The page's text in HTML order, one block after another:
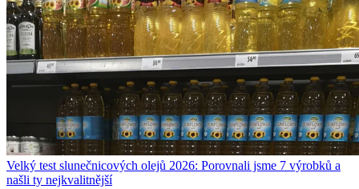
Velký test slunečnicových olejů 2026: Porovnali jsme 7 výrobků a
našli ty nejkvalitnější